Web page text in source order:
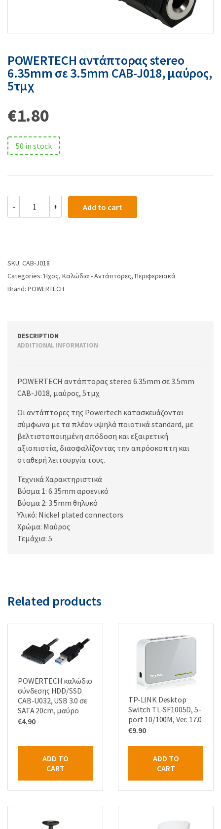
POWERTECH αντάπτορας stereo
6.35mm σε 3.5mm CAB-J018, μαύρος,
5τμχ
€1.80
50 in stock
- + Add to cart
SKU: CAB-J018
Categories:Ήχος, Καλώδια - Αντάπτορες, Περιφερειακά
Brand: POWERTECH
DESCRIPTION
ADDITIONAL INFORMATION
POWERTECH αντάπτορας stereo 6.35mm σε 3.5mm
CAB-J018, μαύρος, 5τμχ
Οι αντάπτορες της Powertech κατασκευάζονται
σύμφωνα με τα πλέον υψηλά ποιοτικά standard, με
βελτιστοποιημένη απόδοση και εξαιρετική
αξιοπιστία, διασφαλίζοντας την απρόσκοπτη και
σταθερή λειτουργία τους.
Τεχνικά Χαρακτηριστικά
Βύσμα 1: 6.35mm αρσενικό
Βύσμα 2: 3.5mm θηλυκό
Υλικό: Nickel plated connectors
Χρώμα: Μαύρος
Τεμάχια: 5
Related products
POWERTECH καλώδιο
σύνδεσης HDD/SSD
CAB-U032, USB 3.0 σε
SATA 20cm, μαύρο
€4.90
ADD TO
CART
TP-LINK Desktop
Switch TL-SF1005D, 5-
port 10/100M, Ver. 17.0
€9.90
ADD TO
CART